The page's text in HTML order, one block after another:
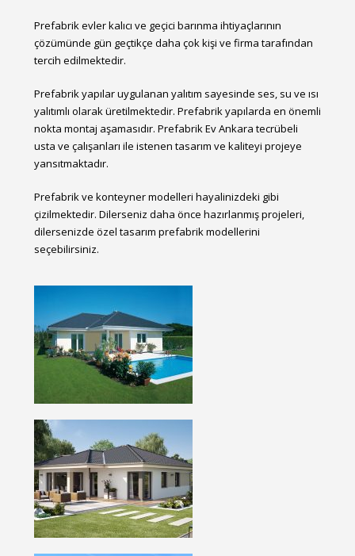
Prefabrik evler kalıcı ve geçici barınma ihtiyaçlarının
çözümünde gün geçtikçe daha çok kişi ve firma tarafından
tercih edilmektedir.
Prefabrik yapılar uygulanan yalıtım sayesinde ses, su ve ısı
yalıtımlı olarak üretilmektedir. Prefabrik yapılarda en önemli
nokta montaj aşamasıdır. Prefabrik Ev Ankara tecrübeli
usta ve çalışanları ile istenen tasarım ve kaliteyi projeye
yansıtmaktadır.
Prefabrik ve konteyner modelleri hayalinizdeki gibi
çizilmektedir. Dilerseniz daha önce hazırlanmış projeleri,
dilersenizde özel tasarım prefabrik modellerini
seçebilirsiniz.